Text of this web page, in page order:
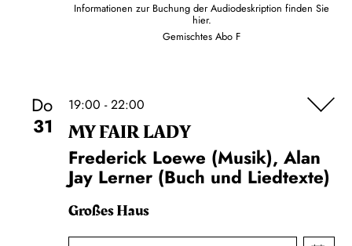
Informationen zur Buchung der Audiodeskription finden Sie
hier.
Gemischtes Abo F
Do
31
19:00 - 22:00
MY FAIR LADY
Frederick Loewe (Musik), Alan
Jay Lerner (Buch und Liedtexte)
Großes Haus